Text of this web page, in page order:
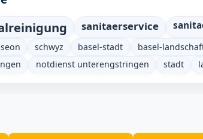
sanitaerservice
seon schwyz basel-stadt basel-
notdienst unterengstringen stadt